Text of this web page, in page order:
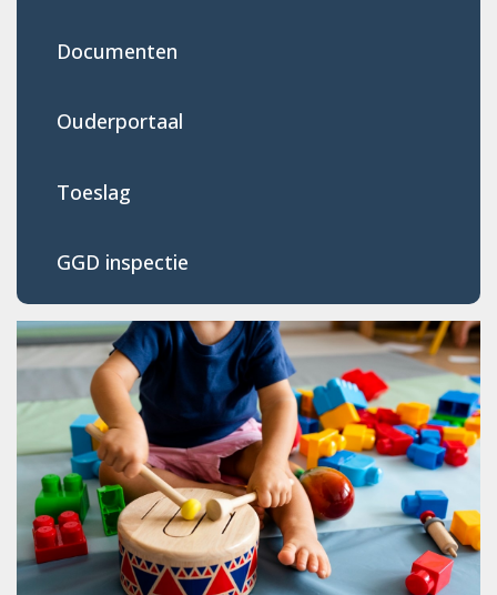
Documenten
Ouderportaal
Toeslag
GGD inspectie